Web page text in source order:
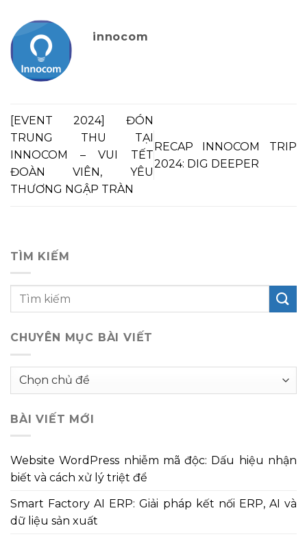
innocom
[EVENT 2024] ĐÓN
TRUNG THU TẠI
INNOCOM – VUI TẾT
ĐOÀN VIÊN, YÊU
THƯƠNG NGẬP TRÀN
RECAP INNOCOM TRIP
2024: DIG DEEPER
TÌM KIẾM
CHUYÊN MỤC BÀI VIẾT
Chuyên
viết
BÀI VIẾT MỚI
Website WordPress nhiễm mã độc: Dấu hiệu nhận
biết và cách xử lý triệt để
Smart Factory AI ERP: Giải pháp kết nối ERP, AI và
dữ liệu sản xuất